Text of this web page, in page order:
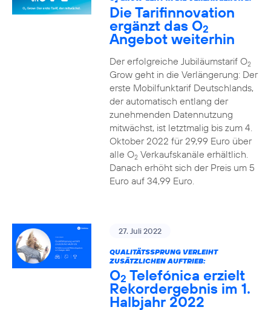
Die Tarifinnovation
ergänzt das O2
Angebot weiterhin
Der erfolgreiche Jubiläumstarif O2
Grow geht in die Verlängerung: Der
erste Mobilfunktarif Deutschlands,
der automatisch entlang der
zunehmenden Datennutzung
mitwächst, ist letztmalig bis zum 4.
Oktober 2022 für 29,99 Euro über
alle O2Verkaufskanäle erhältlich.
Danach erhöht sich der Preis um 5
Euro auf 34,99 Euro.
27. Juli 2022
QUALITÄTSSPRUNG VERLEIHT
ZUSÄTZLICHEN AUFTRIEB:
O2 Telefónica erzielt
Rekordergebnis im 1.
Halbjahr 2022